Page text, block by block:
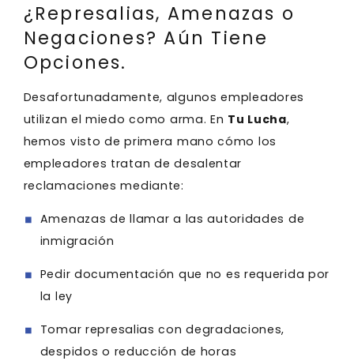
¿Represalias, Amenazas o
Negaciones? Aún Tiene
Opciones.
Desafortunadamente, algunos empleadores
utilizan el miedo como arma. En Tu Lucha,
hemos visto de primera mano cómo los
empleadores tratan de desalentar
reclamaciones mediante:
Amenazas de llamar a las autoridades de
inmigración
Pedir documentación que no es requerida por
la ley
Tomar represalias con degradaciones,
despidos o reducción de horas